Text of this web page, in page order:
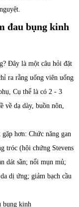
đau bụng kinh
Đây là một câu hỏi đặt
ra rằng uống viên uống
Cụ thể là có 2 - 3
về dạ dày, buồn nôn,
hơn: Chức năng gan
tróc (hội chứng Stevens
dát sần; nổi mụn mủ;
dị ứng; giảm bạch cầu